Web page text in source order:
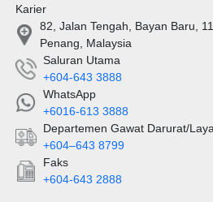
Karier
82, Jalan Tengah, Bayan Baru,
Penang, Malaysia
Saluran Utama
+604-643 3888
WhatsApp
+6016-613 3888
Departemen Gawat Darurat/
+604–643 8799
Faks
+604-643 2888